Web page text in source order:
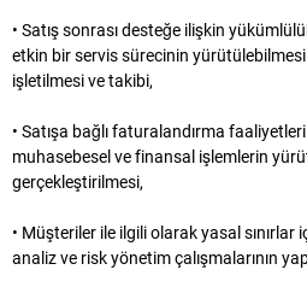
• Satış sonrası desteğe ilişkin
etkin bir servis sürecinin
işletilmesi ve takibi,
• Satışa bağlı faturalandırma
muhasebesel ve finansal işlemlerin
gerçekleştirilmesi,
• Müşteriler ile ilgili olarak yasal sınırlar
analiz ve risk yönetim çalışmalarının